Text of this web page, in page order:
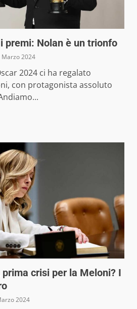
premi: Nolan è un trionfo
Marzo 2024
2024 ci ha regalato
con protagonista assoluto
crisi per la Meloni? I
2024